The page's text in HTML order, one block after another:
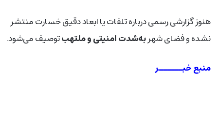
هنوز گزارشی رسمی درباره تلفات یا ابعاد دقیق خسارت منتشر
نشده و فضای شهربه‌شدت امنیتی و ملتهبتوصیف می‌شود.
منبع خبــــــر